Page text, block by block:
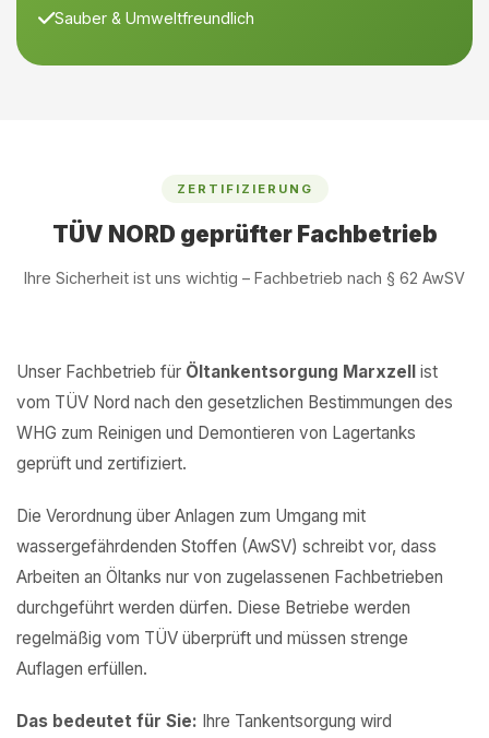
Sauber & Umweltfreundlich
ZERTIFIZIERUNG
TÜV NORD geprüfter Fachbetrieb
Ihre Sicherheit ist uns wichtig – Fachbetrieb nach § 62 AwSV
Unser Fachbetrieb für Öltankentsorgung Marxzell ist
vom TÜV Nord nach den gesetzlichen Bestimmungen des
WHG zum Reinigen und Demontieren von Lagertanks
geprüft und zertifiziert.
Die Verordnung über Anlagen zum Umgang mit
wassergefährdenden Stoffen (AwSV) schreibt vor, dass
Arbeiten an Öltanks nur von zugelassenen Fachbetrieben
durchgeführt werden dürfen. Diese Betriebe werden
regelmäßig vom TÜV überprüft und müssen strenge
Auflagen erfüllen.
Das bedeutet für Sie: Ihre Tankentsorgung wird